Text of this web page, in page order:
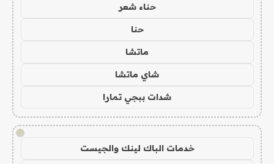
حناء شعر
حنا
ماتشا
شاي ماتشا
شدات ببجي تمارا
!
خدمات الباك لينك والجيست